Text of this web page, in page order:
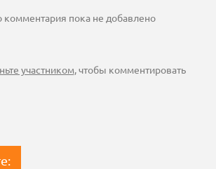
комментария пока не добавлено
участником, чтобы комментировать